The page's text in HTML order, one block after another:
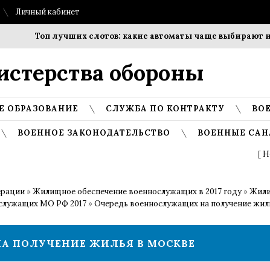
Личный кабинет
Топ лучших слотов: какие автоматы чаще выбирают
обороны
ОБРАЗОВАНИЕ СЛУЖБА ПО КОНТРАКТУ
ВОЕННОЕ ЗАКОНОДАТЕЛЬСТВО ВОЕННЫЕ
[
»Жилищное обеспечение военнослужащих в 2017 году »
МО РФ 2017 »Очередь военнослужащих на получение
ПОЛУЧЕНИЕ ЖИЛЬЯ В МОСКВЕ